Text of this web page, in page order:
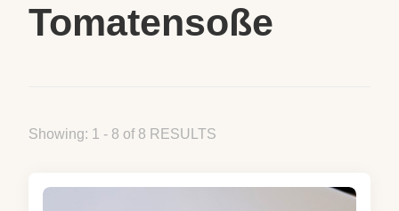
Tomatensoße
Showing: 1 - 8 of 8 RESULTS